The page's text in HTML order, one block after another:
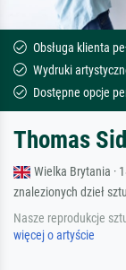
Obsługa klienta
Wydruki
Dostępne opcje
Thomas
Wielka Brytania ·
znalezionych dzieł
Nasze reprodukcje
więcej o artyście